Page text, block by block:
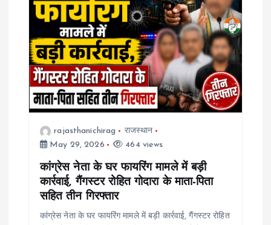
a
rajasthanichirag
राजस्थान
May 29, 2026
464 views
कांग्रेस नेता के घर फायरिंग मामले में बड़ी
कार्रवाई, गैंगस्टर रोहित गोदारा के माता-पिता
सहित तीन गिरफ्तार
कांग्रेस नेता के घर फायरिंग मामले में बड़ी कार्रवाई, गैंगस्टर रोहित